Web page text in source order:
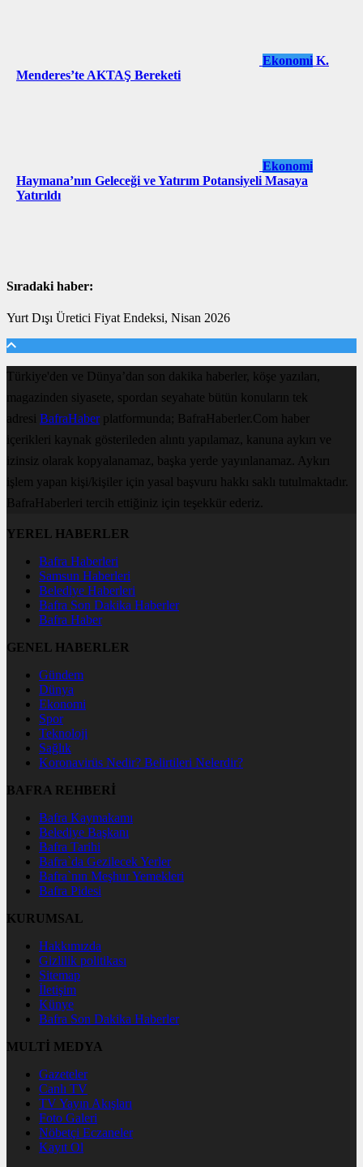
Ekonomi K.
Menderes’te AKTAŞ Bereketi
Ekonomi
Haymana’nın Geleceği ve Yatırım Potansiyeli Masaya
Yatırıldı
Sıradaki haber:
Yurt Dışı Üretici Fiyat Endeksi, Nisan 2026
Türkiye'den ve Dünya’dan son dakika haberler, köşe yazıları,
magazinden siyasete, spordan seyahate bütün konuların tek
adresi BafraHaberplatformunda; BafraHaberler.Com haber
içerikleri kaynak gösterileden alıntı yapılamaz, kanuna aykırı ve
izinsiz olarak kopyalanamaz, başka yerde yayınlanamaz. Aykırı
işlem yapan kişi/kişiler için yasal başvuru hakkı saklı tutulmaktadır.
BafraHaberleri tercih ettiğiniz için teşekkür ederiz.
YEREL HABERLER
Bafra Haberleri
Samsun Haberleri
Belediye Haberleri
Bafra Son Dakika Haberler
Bafra Haber
GENEL HABERLER
Gündem
Dünya
Ekonomi
Spor
Teknoloji
Sağlık
Koronavirüs Nedir? Belirtileri Nelerdir?
BAFRA REHBERİ
Bafra Kaymakamı
Belediye Başkanı
Bafra Tarihi
Bafra`da Gezilecek Yerler
Bafra`nın Meşhur Yemekleri
Bafra Pidesi
KURUMSAL
Hakkımızda
Gizlilik politikası
Sitemap
İletişim
Künye
Bafra Son Dakika Haberler
MULTİ MEDYA
Gazeteler
Canlı TV
TV Yayın Akışları
Foto Galeri
Nöbetçi Eczaneler
Kayıt Ol